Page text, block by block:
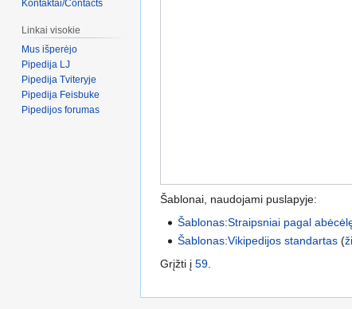
Šablonai, naudojami puslapyje:
Šablonas:Straipsniai pagal
Šablonas:Vikipedijos standartas (
Grįžti į 59
Kontaktai/Contacts
Linkai visokie
Mus išperėjo
Pipedija LJ
Pipedija Tviteryje
Pipedija Feisbuke
Pipedijos forumas